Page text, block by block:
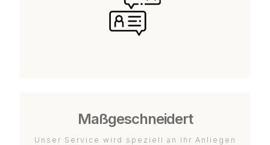
Maßgeschneidert
Unser Service wird speziell an Ihr Anliegen